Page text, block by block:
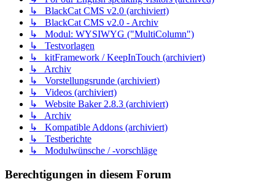
↳ BlackCat CMS v2.0 (archiviert)
↳ BlackCat CMS v2.0 - Archiv
↳ Modul: WYSIWYG ("MultiColumn")
↳ Testvorlagen
↳ kitFramework / KeepInTouch (archiviert)
↳ Archiv
↳ Vorstellungsrunde (archiviert)
↳ Videos (archiviert)
↳ Website Baker 2.8.3 (archiviert)
↳ Archiv
↳ Kompatible Addons (archiviert)
↳ Testberichte
↳ Modulwünsche / -vorschläge
Berechtigungen in diesem Forum